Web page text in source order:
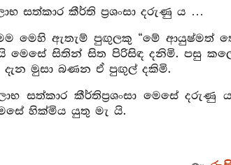
සත්කාර කීර්ති ප්‍රශංසා දරුණු ය …
මෙහි ඇතැම් පුඟුලකු “මේ ආයුෂ්මත්
සිතින් සිත පිරිසිඳ දනිමි. පසු
මුසා බණන ඒ පුඟුල් දකිමි.
සත්කාර කීර්තිප්‍රශංසා මෙසේ දරුණු
හික්මිය යුතු මැ යි.